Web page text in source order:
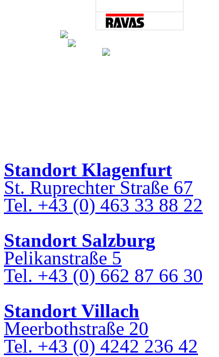
Standort Klagenfurt
St. Ruprechter Straße 67
Tel. +43 (0) 463 33 88 22
Standort Salzburg
Pelikanstraße 5
Tel. +43 (0) 662 87 66 30
Standort Villach
Meerbothstraße 20
Tel. +43 (0) 4242 236 42